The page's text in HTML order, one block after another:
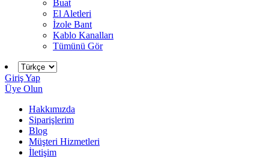
Buat
El Aletleri
İzole Bant
Kablo Kanalları
Tümünü Gör
Giriş Yap
Üye Olun
Hakkımızda
Siparişlerim
Blog
Müşteri Hizmetleri
İletişim